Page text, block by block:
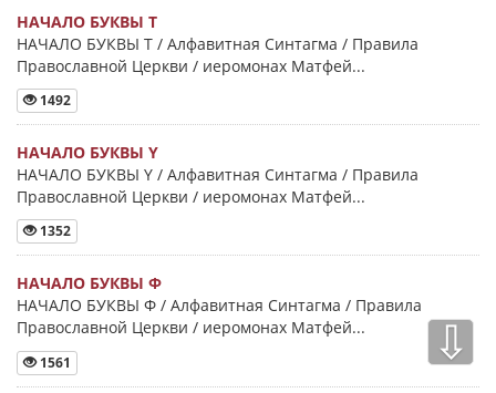
НАЧАЛО БУКВЫ Τ
НАЧАЛО БУКВЫ Τ / Алфавитная Синтагма / Правила
Православной Церкви / иеромонах Матфей...
1492
НАЧАЛО БУКВЫ Y
НАЧАЛО БУКВЫ Y / Алфавитная Синтагма / Правила
Православной Церкви / иеромонах Матфей...
1352
НАЧАЛО БУКВЫ Φ
НАЧАЛО БУКВЫ Φ / Алфавитная Синтагма / Правила
Православной Церкви / иеромонах Матфей...
1561 ⇩